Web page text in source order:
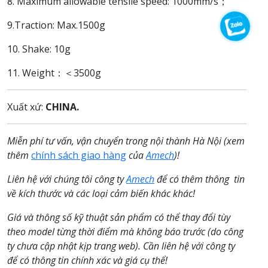
9.Traction: Max.1500g
10. Shake: 10g
11. Weight：＜3500g
Xuất xứ: CHINA.
Miễn phí tư vấn, vận chuyển trong nội thành Hà Nội (xem
thêm chính sách giao hàngcủaAmech)!
Liên hệ với chúng tôi công tyAmechđể có thêm thông tin
về kích thước và các loại cảm biến khác khác!
Giá và thông số kỹ thuật sản phẩm có thể thay đổi tùy
theo model từng thời điểm mà không báo trước (do công
ty chưa cập nhật kịp trang web). Cần liên hệ với công ty
để có thông tin chính xác và giá cụ thể!